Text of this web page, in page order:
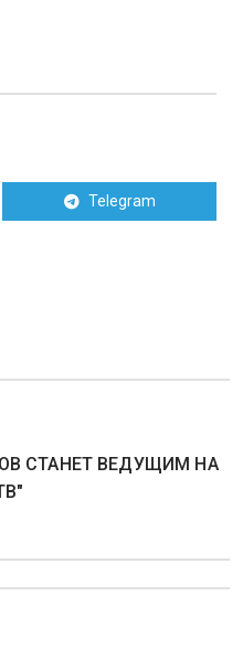
Telegram
СТАНЕТ ВЕДУЩИМ НА